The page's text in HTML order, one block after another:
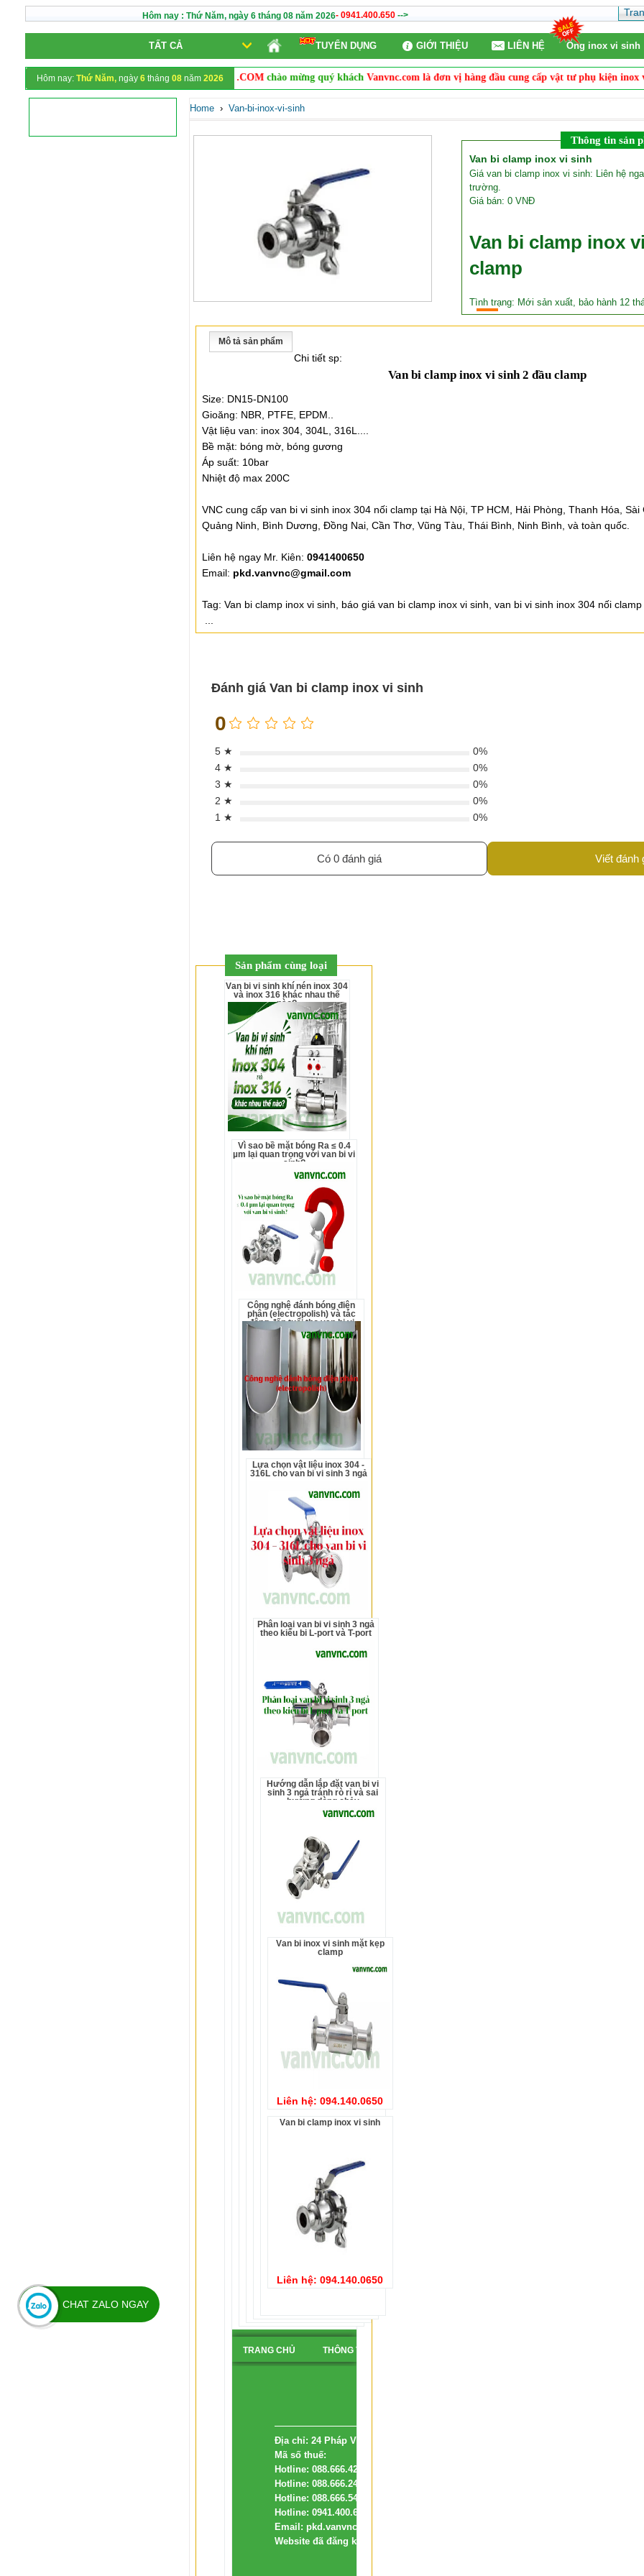
Hôm nay : Thứ Năm, ngày 6 tháng 08 năm 2026- 0941.400.650 -->
TẤT CẢ TUYỂN DỤNG GIỚI THIỆU LIÊN HỆ Ống inox vi sinh
Hôm nay: Thứ Năm, ngày 6tháng 08năm 2026
VANVNC.COMchào mừng quý kháchVanvnc.com là đơn vị hàng đầu cung cấp vật tư phụ kiện inox vi
CHAT ZALO NGAY
Home › Van-bi-inox-vi-sinh
Thông tin sản
Van bi clamp inox vi sinh
Giá van bi clamp inox vi sinh: Liên hệ
trường.
Giá bán: 0 VNĐ
Van bi clamp inox
clamp
Tình trạng: Mới sản xuất, bảo hành 12
Mô tả sản phẩm
Chi tiết sp:
Van bi clamp inox vi sinh 2 đầu clamp
Size: DN15-DN100
Gioăng: NBR, PTFE, EPDM..
Vật liệu van: inox 304, 304L, 316L....
Bề mặt: bóng mờ, bóng gương
Áp suất: 10bar
Nhiệt độ max 200C
VNC cung cấp van bi vi sinh inox 304 nối clamp tại Hà Nội, TP HCM, Hải Phòng, Thanh Hóa,
Quảng Ninh, Bình Dương, Đồng Nai, Cần Thơ, Vũng Tàu, Thái Bình, Ninh Bình, và toàn quốc.
Liên hệ ngay Mr. Kiên: 0941400650
Email: pkd.vanvnc@gmail.com
Tag: Van bi clamp inox vi sinh, báo giá van bi clamp inox vi sinh, van bi vi sinh inox 304 nối clamp
Đánh giá Van bi clamp inox vi sinh
0
5 ★
0%
4 ★
0%
3 ★
0%
2 ★
0%
1 ★
0%
Có 0 đánh giá Viết đánh
Sản phẩm cùng loại
Van bi vi sinh khí nén inox 304
và inox 316 khác nhau thế
nào?
Vì sao bề mặt bóng Ra ≤ 0.4
µm lại quan trọng với van bi vi
sinh?
Công nghệ đánh bóng điện
phân (electropolish) và tác
động đến tuổi thọ van bi vi
sinh
Lựa chọn vật liệu inox 304 -
316L cho van bi vi sinh 3 ngả
Phân loại van bi vi sinh 3 ngả
theo kiểu bi L-port và T-port
Hướng dẫn lắp đặt van bi vi
sinh 3 ngả tránh rò rỉ và sai
hướng dòng chảy
Van bi inox vi sinh mặt kẹp
clamp
Liên hệ: 094.140.0650
Van bi clamp inox vi sinh
Liên hệ: 094.140.0650
TRANG CHỦ THÔNG TIN
Địa chỉ: 24 Pháp Vân Yên Sở, Hoàng Mai HN.
Mã số thuế:
Hotline: 088.666.5457 ( Ms Bích )
Hotline: 0941.400.650 ( Mr Kiên )
Email: pkd.vanvnc@gmail.com
Website đã đăng kí với Bộ Công Thương